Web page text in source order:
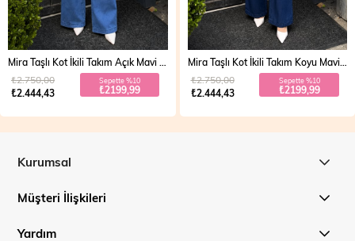
₺2.444,43
₺2.750,00 Sepette %10
₺2199,99
Vera Fermuarlı Denim Takım Açık Mavi 19298
₺2.499,99
₺2.700,00 Sepette %20
₺1999,99
Kurumsal
Müşteri İlişkileri
Yardım